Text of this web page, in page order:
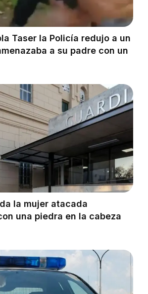
Taser la Policía redujo a un
a su padre con un
la mujer atacada
una piedra en la cabeza